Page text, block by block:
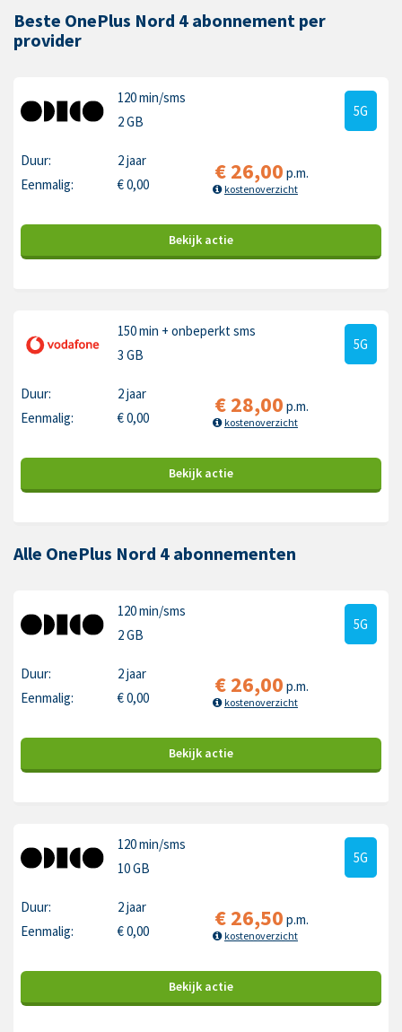
Beste OnePlus Nord 4 abonnement per
provider
120 min/sms
2 GB
5G
Duur:
2 jaar
Eenmalig:
€0,00 €26,00 p.m.
kostenoverzicht
Bekijk actie
150 min + onbeperkt sms
3 GB
5G
Duur:
2 jaar
Eenmalig:
€0,00 €28,00 p.m.
kostenoverzicht
Bekijk actie
Alle OnePlus Nord 4 abonnementen
120 min/sms
2 GB
5G
Duur:
2 jaar
Eenmalig:
€0,00 €26,00 p.m.
kostenoverzicht
Bekijk actie
120 min/sms
10 GB
5G
Duur:
2 jaar
Eenmalig:
€0,00 €26,50 p.m.
kostenoverzicht
Bekijk actie